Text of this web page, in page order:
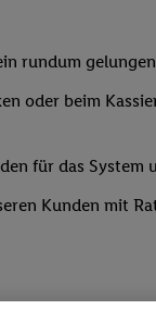
rundum
oder beim
für das
Kunden mit